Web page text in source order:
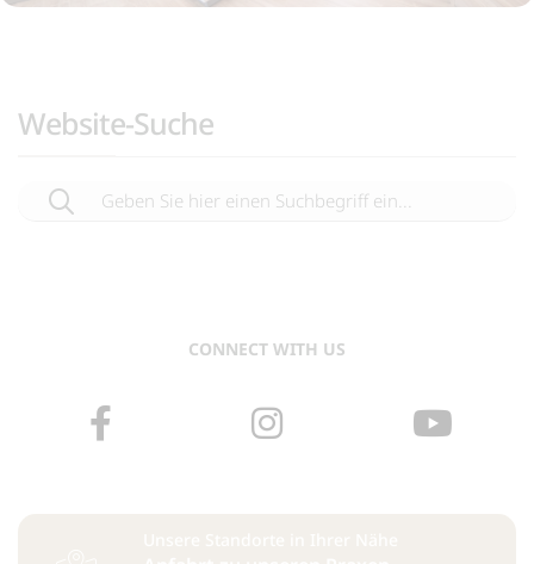
Website-Suche
CONNECT WITH US